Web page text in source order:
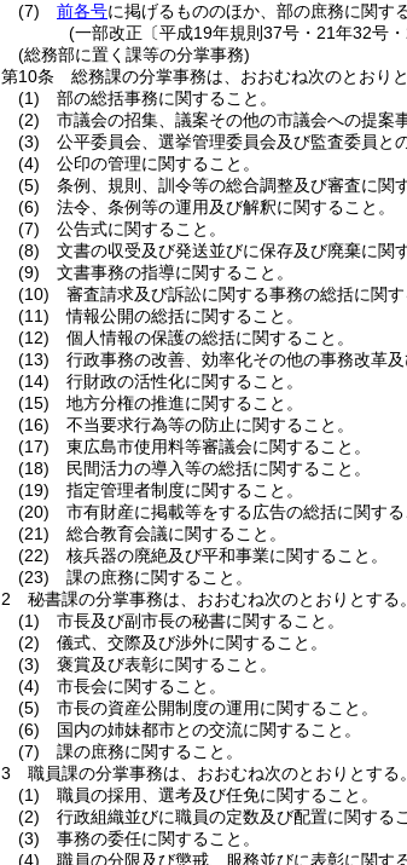
(7)
前各号に掲げるもののほか、部の庶務に関す
(一部改正〔平成19年規則37号・21年32号
(総務部に置く課等の分掌事務)
第10条
総務課の分掌事務は、おおむね次のとおりと
(1)
部の総括事務に関すること。
(2)
市議会の招集、議案その他の市議会への提案
(3)
公平委員会、選挙管理委員会及び監査委員と
(4)
公印の管理に関すること。
(5)
条例、規則、訓令等の総合調整及び審査に関
(6)
法令、条例等の運用及び解釈に関すること。
(7)
公告式に関すること。
(8)
文書の収受及び発送並びに保存及び廃棄に関
(9)
文書事務の指導に関すること。
(10)
審査請求及び訴訟に関する事務の総括に関す
(11)
情報公開の総括に関すること。
(12)
個人情報の保護の総括に関すること。
(13)
行政事務の改善、効率化その他の事務改革
(14)
行財政の活性化に関すること。
(15)
地方分権の推進に関すること。
(16)
不当要求行為等の防止に関すること。
(17)
東広島市使用料等審議会に関すること。
(18)
民間活力の導入等の総括に関すること。
(19)
指定管理者制度に関すること。
(20)
市有財産に掲載等をする広告の総括に関する
(21)
総合教育会議に関すること。
(22)
核兵器の廃絶及び平和事業に関すること。
(23)
課の庶務に関すること。
2
秘書課の分掌事務は、おおむね次のとおりとする。
(1)
市長及び副市長の秘書に関すること。
(2)
儀式、交際及び渉外に関すること。
(3)
褒賞及び表彰に関すること。
(4)
市長会に関すること。
(5)
市長の資産公開制度の運用に関すること。
(6)
国内の姉妹都市との交流に関すること。
(7)
課の庶務に関すること。
3
職員課の分掌事務は、おおむね次のとおりとする。
(1)
職員の採用、選考及び任免に関すること。
(2)
行政組織並びに職員の定数及び配置に関するこ
(3)
事務の委任に関すること。
(4)
職員の分限及び懲戒、服務並びに表彰に関す